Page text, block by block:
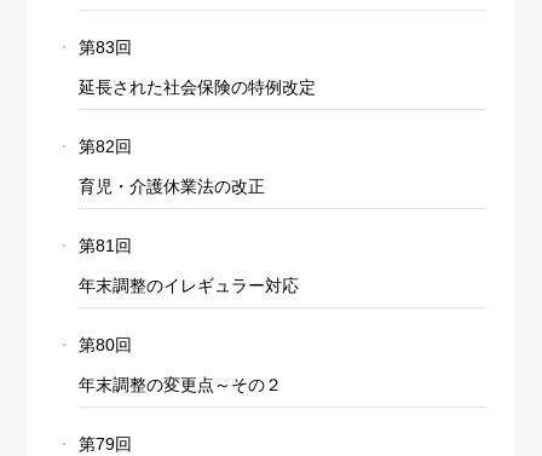
第83回
延長された社会保険の特例改定
第82回
育児・介護休業法の改正
第81回
年末調整のイレギュラー対応
第80回
年末調整の変更点～その２
第79回